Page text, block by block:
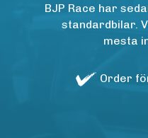
BJP Race har
standardbilar.
mesta
Order